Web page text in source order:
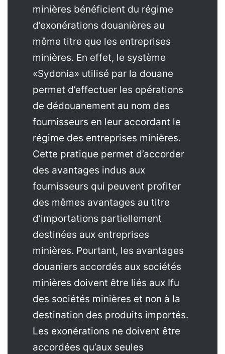
minières bénéficient du régime
d’exonérations douanières au
même titre que les entreprises
minières. En effet, le système
«Sydonia» utilisé par la douane
permet d’effectuer les opérations
de dédouanement au nom des
fournisseurs en leur accordant le
régime des entreprises minières.
Cette pratique permet d’accorder
des avantages indus aux
fournisseurs qui peuvent profiter
des mêmes avantages au titre
d’importations partiellement
destinées aux entreprises
minières. Pourtant, les avantages
douaniers accordés aux sociétés
minières doivent être liés aux Ifu
des sociétés minières et non à la
destination des produits importés.
Les exonérations ne doivent être
accordées qu’aux seules